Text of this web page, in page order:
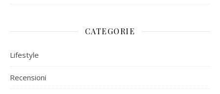
CATEGORIE
Lifestyle
Recensioni